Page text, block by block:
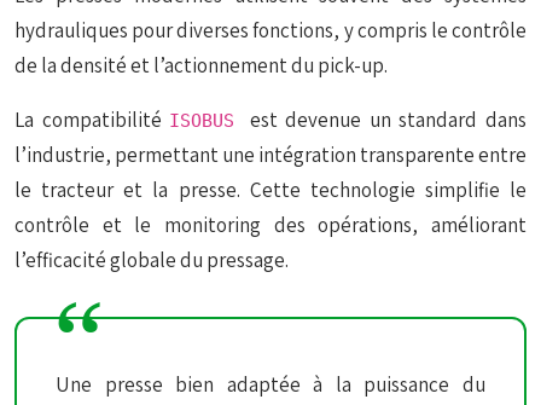
hydrauliques pour diverses fonctions, y compris le contrôle
de la densité et l’actionnement du pick-up.
La compatibilité ISOBUS est devenue un standard dans
l’industrie, permettant une intégration transparente entre
le tracteur et la presse. Cette technologie simplifie le
contrôle et le monitoring des opérations, améliorant
l’efficacité globale du pressage.
Une presse bien adaptée à la puissance du